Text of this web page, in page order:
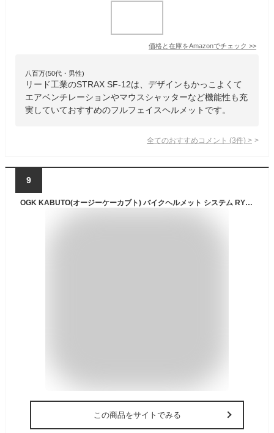
価格と在庫をAmazonでチェック >>
八百万(50代・男性)
リード工業のSTRAX SF-12は、デザインもかっこよくて
エアベンチレーションやマウスシャッターなど機能性も充
実していておすすめのフルフェイスヘルメットです。
全てのおすすめコメント (3件) >
9
OGK KABUTO(オージーケーカブト) バイクヘルメット システム RYUKI ミディアムグレー (サイズ:M)
この商品をサイトでみる